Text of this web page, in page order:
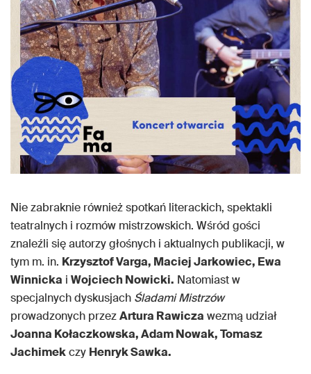
Nie zabraknie również spotkań literackich, spektakli
teatralnych i rozmów mistrzowskich. Wśród gości
znaleźli się autorzy głośnych i aktualnych publikacji, w
tym m. in. Krzysztof Varga, Maciej Jarkowiec, Ewa
Winnicka i Wojciech Nowicki. Natomiast w
specjalnych dyskusjach Śladami Mistrzów
prowadzonych przezArtura Rawicza wezmą udział
Joanna Kołaczkowska, Adam Nowak, Tomasz
Jachimekczy Henryk Sawka.